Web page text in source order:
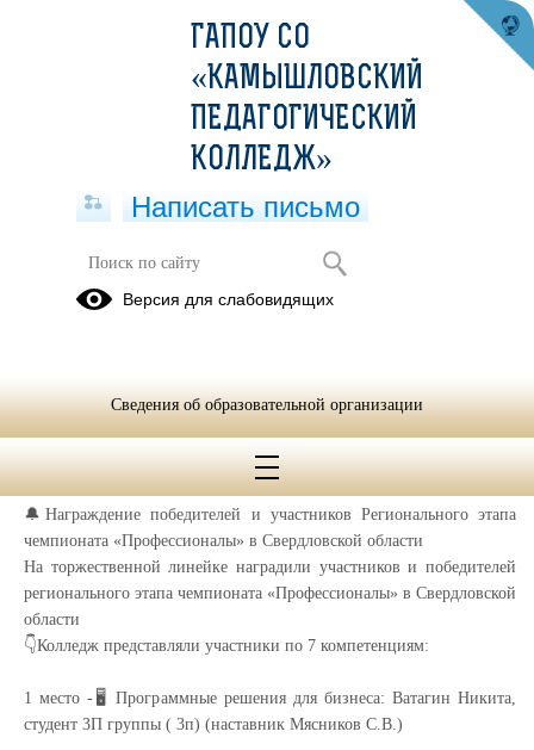
Награждение победителей и
участников Регионального этапа
🔔Награждение победителей и участников Регионального этапа
чемпионата «Профессионалы» в Свердловской области
На торжественной линейке наградили участников и победителей
регионального этапа чемпионата «Профессионалы» в Свердловской
области
👇Колледж представляли участники по 7 компетенциям:
1 место -🖥 Программные решения для бизнеса: Ватагин Никита,
студент 3П группы ( 3п) (наставник Мясников С.В.)
ГАПОУ СО
«КАМЫШЛОВСКИЙ
ПЕДАГОГИЧЕСКИЙ
КОЛЛЕДЖ»
Написать письмо
Версия для слабовидящих
Сведения об образовательной организации